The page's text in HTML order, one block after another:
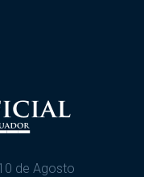
de Agosto